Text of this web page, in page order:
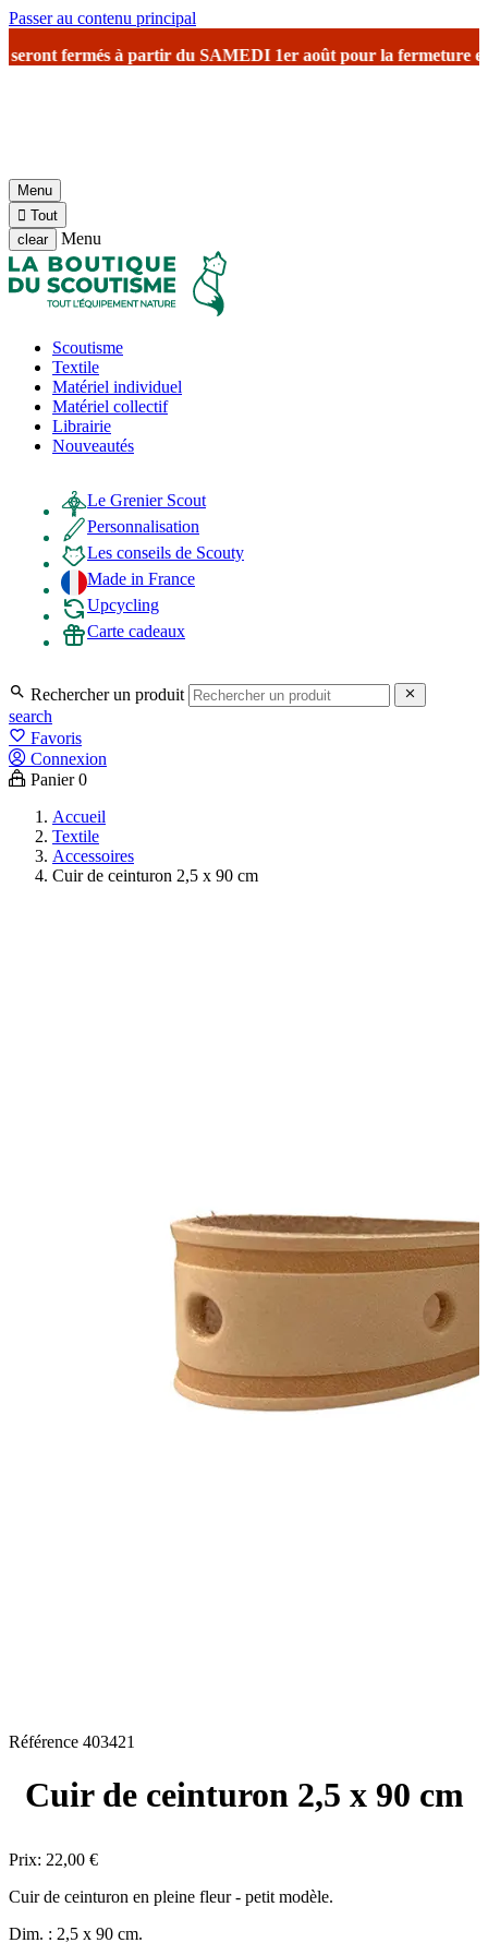
Passer au contenu principal
fermés à partir du SAMEDI 1er aoûtpour la fermeture
Menu
 Tout
clear
Menu
Scoutisme
Textile
Matériel individuel
Matériel collectif
Librairie
Nouveautés
Le Grenier Scout
Personnalisation
Les conseils de Scouty
Made in France
Upcycling
Carte cadeaux
 Rechercher un produit 
search
favorite_border Favoris
Connexion
Panier 0
Accueil
Textile
Accessoires
Cuir de ceinturon 2,5 x 90 cm
Référence 403421
Cuir de ceinturon 2,5 x 90 cm
Prix: 22,00 €
Cuir de ceinturon en pleine fleur - petit modèle.
Dim. : 2,5 x 90 cm.